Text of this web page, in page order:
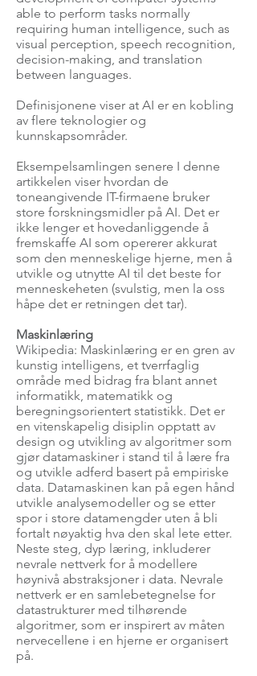
able to perform tasks normally
requiring human intelligence, such as
visual perception, speech recognition,
decision-making, and translation
between languages.
Definisjonene viser at AI er en kobling
av flere teknologier og
kunnskapsområder.
Eksempelsamlingen senere I denne
artikkelen viser hvordan de
toneangivende IT-firmaene bruker
store forskningsmidler på AI. Det er
ikke lenger et hovedanliggende å
fremskaffe AI som opererer akkurat
som den menneskelige hjerne, men å
utvikle og utnytte AI til det beste for
menneskeheten (svulstig, men la oss
håpe det er retningen det tar).
Maskinlæring
Wikipedia: Maskinlæring er en gren av
kunstig intelligens, et tverrfaglig
område med bidrag fra blant annet
informatikk, matematikk og
beregningsorientert statistikk. Det er
en vitenskapelig disiplin opptatt av
design og utvikling av algoritmer som
gjør datamaskiner i stand til å lære fra
og utvikle adferd basert på empiriske
data. Datamaskinen kan på egen hånd
utvikle analysemodeller og se etter
spor i store datamengder uten å bli
fortalt nøyaktig hva den skal lete etter.
Neste steg, dyp læring, inkluderer
nevrale nettverk for å modellere
høynivå abstraksjoner i data. Nevrale
nettverk er en samlebetegnelse for
datastrukturer med tilhørende
algoritmer, som er inspirert av måten
nervecellene i en hjerne er organisert
på.